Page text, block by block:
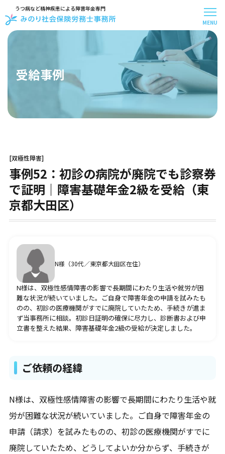
うつ病など精神疾患による障害年金専門
MENU
受給事例
[双極性障害]
事例52：初診の病院が廃院でも診察券
で証明｜障害基礎年金2級を受給（東
京都大田区）
N様（30代／東京都大田区在住）
N様は、双極性感情障害の影響で長期間にわたり生活や就労が困
難な状況が続いていました。ご自身で障害年金の申請を試みたも
のの、初診の医療機関がすでに廃院していたため、手続きが進ま
ず当事務所に相談。初診日証明の確保に尽力し、診断書および申
立書を整えた結果、障害基礎年金2級の受給が決定しました。
ご依頼の経緯
N様は、双極性感情障害の影響で長期間にわたり生活や就
労が困難な状況が続いていました。ご自身で障害年金の
申請（請求）を試みたものの、初診の医療機関がすでに
廃院していたため、どうしてよいか分からず、手続きが
スタッフ紹介
お客様アンケート
お問い合わせ
はじめての方へ
料金について
お手続きの流れ
30秒で無料診断
よくある質問
障害年金の基礎知識
疾病別の障害年金請求代行
うつ病
双極性障害・躁うつ病
統合失調症
ADHD・注意欠如多動症
ASD・自閉スペクトラム症
てんかん
知的障害
うつ病
統合失調症
発達障害
知的障害
てんかん
その他